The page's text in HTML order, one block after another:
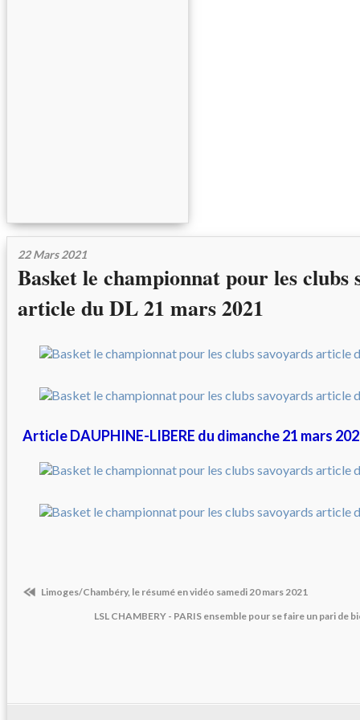
22 Mars 2021
Basket le championnat pour les clubs
article du DL 21 mars 2021
Article DAUPHINE-LIBERE du dimanche 21 mars
Limoges/Chambéry, le résumé en vidéo samedi 20 mars 2021
LSL CHAMBERY - PARIS ensemble pour se faire un pari de